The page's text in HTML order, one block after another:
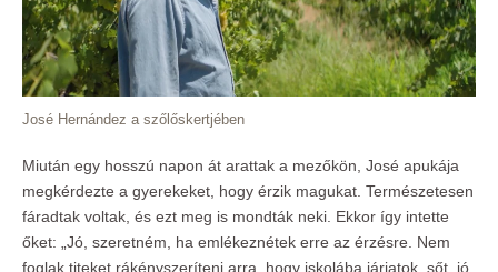
José Hernández a szőlőskertjében
Miután egy hosszú napon át arattak a mezőkön, José apukája
megkérdezte a gyerekeket, hogy érzik magukat. Természetesen
fáradtak voltak, és ezt meg is mondták neki. Ekkor így intette
őket: „Jó, szeretném, ha emlékeznétek erre az érzésre. Nem
foglak titeket rákényszeríteni arra, hogy iskolába járjatok, sőt, jó